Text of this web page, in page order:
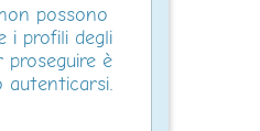
possono
i profili degli
proseguire è
autenticarsi.